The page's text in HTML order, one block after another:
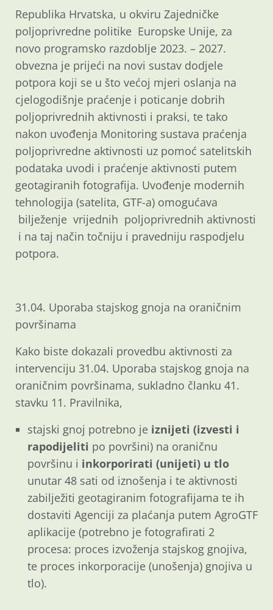
Republika Hrvatska, u okviru Zajedničke
poljoprivredne politike Europske Unije, za
novo programsko razdoblje 2023. – 2027.
obvezna je prijeći na novi sustav dodjele
potpora koji se u što većoj mjeri oslanja na
cjelogodišnje praćenje i poticanje dobrih
poljoprivrednih aktivnosti i praksi, te tako
nakon uvođenja Monitoring sustava praćenja
poljoprivredne aktivnosti uz pomoć satelitskih
podataka uvodi i praćenje aktivnosti putem
geotagiranih fotografija. Uvođenje modernih
tehnologija (satelita, GTF-a) omogućava
bilježenje vrijednih poljoprivrednih aktivnosti
i na taj način točniju i pravedniju raspodjelu
potpora.
31.04. Uporaba stajskog gnoja na oraničnim
površinama
Kako biste dokazali provedbu aktivnosti za
intervenciju 31.04. Uporaba stajskog gnoja na
oraničnim površinama, sukladno članku 41.
stavku 11. Pravilnika,
stajski gnoj potrebno je iznijeti (izvesti i
rapodijeliti po površini) na oraničnu
površinu i inkorporirati (unijeti) u tlo
unutar 48 sati od iznošenja i te aktivnosti
zabilježiti geotagiranim fotografijama te ih
dostaviti Agenciji za plaćanja putem AgroGTF
aplikacije (potrebno je fotografirati 2
procesa: proces izvoženja stajskog gnojiva,
te proces inkorporacije (unošenja) gnojiva u
tlo).